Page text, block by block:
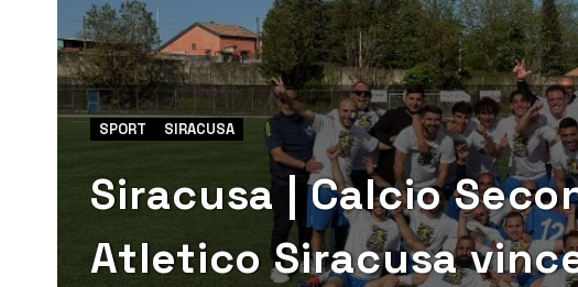
SPORT SIRACUSA
Siracusa | Calcio
Atletico Siracusa